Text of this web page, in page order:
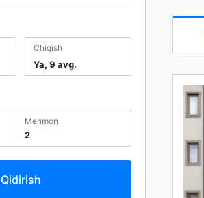
Chiqish
Ya, 9 avg.
2
mehmon